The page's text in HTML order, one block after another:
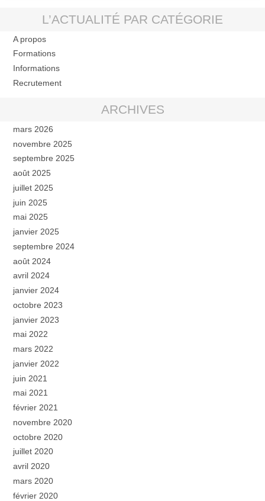
L’ACTUALITÉ PAR CATÉGORIE
A propos
Formations
Informations
Recrutement
ARCHIVES
mars 2026
novembre 2025
septembre 2025
août 2025
juillet 2025
juin 2025
mai 2025
janvier 2025
septembre 2024
août 2024
avril 2024
janvier 2024
octobre 2023
janvier 2023
mai 2022
mars 2022
janvier 2022
juin 2021
mai 2021
février 2021
novembre 2020
octobre 2020
juillet 2020
avril 2020
mars 2020
février 2020